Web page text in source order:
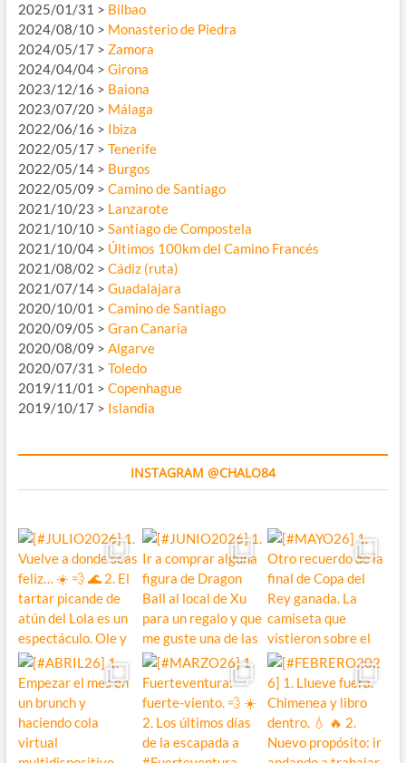
2025/01/31 > Bilbao
2024/08/10 > Monasterio de Piedra
2024/05/17 > Zamora
2024/04/04 > Girona
2023/12/16 > Baiona
2023/07/20 > Málaga
2022/06/16 > Ibiza
2022/05/17 > Tenerife
2022/05/14 > Burgos
2022/05/09 > Camino de Santiago
2021/10/23 > Lanzarote
2021/10/10 > Santiago de Compostela
2021/10/04 > Últimos 100km del Camino Francés
2021/08/02 > Cádiz (ruta)
2021/07/14 > Guadalajara
2020/10/01 > Camino de Santiago
2020/09/05 > Gran Canaria
2020/08/09 > Algarve
2020/07/31 > Toledo
2019/11/01 > Copenhague
2019/10/17 > Islandia
INSTAGRAM @CHALO84